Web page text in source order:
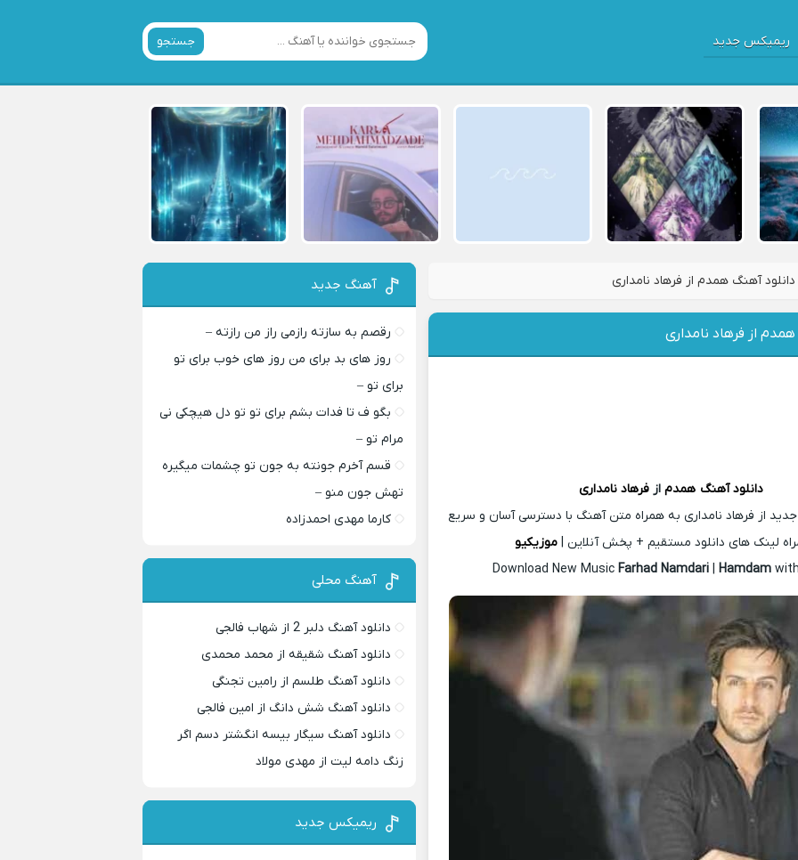
ریمیکس جدید جستجو
دانلود آهنگ همدم از فرهاد نامداری
از فرهاد نامداری
دانلود آهنگ همدم از فرهاد نامداری
از فرهاد نامداری به همراه متن آهنگ با دسترسی آسان و سریع
لینک های دانلود مستقیم + پخش آنلاین |موزیکیو
Download New Music Farhad Namdari| Hamdam
آهنگ جدید
رقصم به سازته رازمی راز من رازته –
روز های بد برای من روز های خوب برای تو
برای تو –
بگو ف تا فدات بشم برای تو تو دل هیچکی نی
مرام تو –
قسم آخرم جونته به جون تو چشمات میگیره
تهش جون منو –
کارما مهدی احمدزاده
آهنگ محلی
دانلود آهنگ دلبر 2 از شهاب فالجی
دانلود آهنگ شقیقه از محمد محمدی
دانلود آهنگ طلسم از رامین تجنگی
دانلود آهنگ شش دانگ از امین فالجی
دانلود آهنگ سیگار بیسه انگشتر دسم اگر
زنگ دامه لیت از مهدی مولاد
ریمیکس جدید